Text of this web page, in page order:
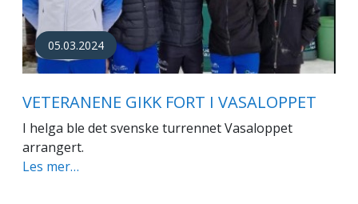
05.03.2024
VETERANENE GIKK FORT I VASALOPPET
I helga ble det svenske turrennet Vasaloppet
arrangert.
Les mer…